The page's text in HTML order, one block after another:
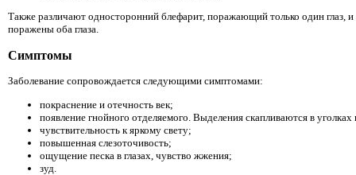
Также различают односторонний блефарит, поражающий только один глаз, и
поражены оба глаза.
Симптомы
Заболевание сопровождается следующими симптомами:
покраснение и отечность век;
появление гнойного отделяемого. Выделения скапливаются в уголках
чувствительность к яркому свету;
повышенная слезоточивость;
ощущение песка в глазах, чувство жжения;
зуд.